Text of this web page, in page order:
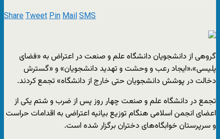
ShareTweetPinMailSMS
گروهی از دانشجویان دانشگاه علم و صنعت در اعتراض به «فضای
پلیسی»،«ایجاد رعب و وحشت و تهدید دانشجویان» و «گسترش
دخالت در پوشش دانشجویان حتی خارج از دانشگاه» تجمع کردند.
تجمع در دانشگاه علم و صنعت چهار روز پس از ضرب و شتم یکی از
اعضای انجمن اسلامی هنگام توزیع بیانیه اعتراضی به اقدامات حراست
و سرپرستان خوابگاه‌های دختران برگزار شده است.